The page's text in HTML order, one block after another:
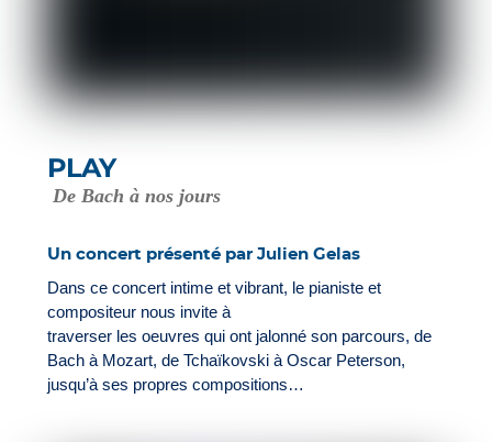
PLAY
De Bach à nos jours
Un concert présenté par Julien Gelas
Dans ce concert intime et vibrant, le pianiste et
compositeur nous invite à
traverser les oeuvres qui ont jalonné son parcours, de
Bach à Mozart, de Tchaïkovski à Oscar Peterson,
jusqu’à ses propres compositions…